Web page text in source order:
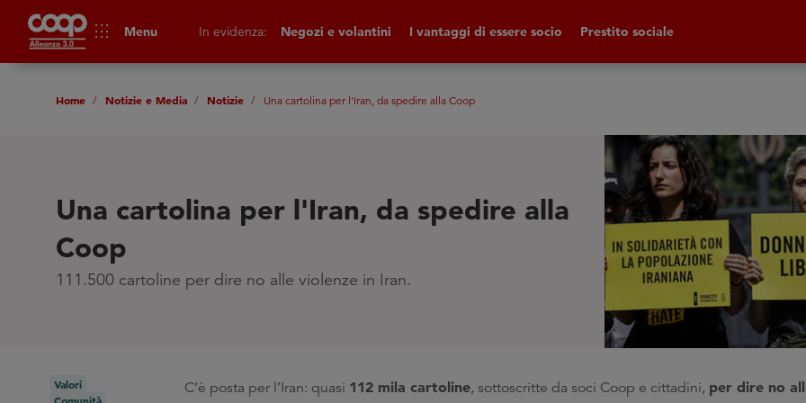
apps Menu In evidenza: Negozi e volantini I vantaggi di essere socio Prestito sociale
Home Notizie e Media Notizie Una cartolina per l'Iran, da spedire alla Coop
Una cartolina per l'Iran, da spedire alla
Coop
111.500 cartoline per dire no alle violenze in Iran.
Valori
C’è posta per l’Iran: quasi 112 mila cartoline, sottoscritte da soci Coop e cittadini, per dire no